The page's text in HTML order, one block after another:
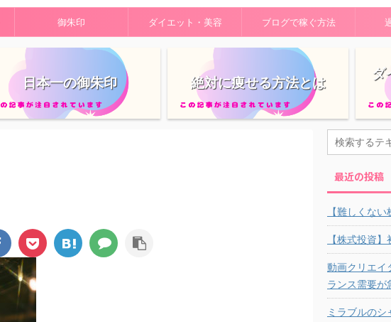
御朱印 ダイエット・美容 ブログで稼ぐ方法
日本一の御朱印 絶対に痩せる方法とは
ダ
最近の投稿
【難しくな
【株式投資
動画クリエイ
ランス需要が
ミラブルのシ